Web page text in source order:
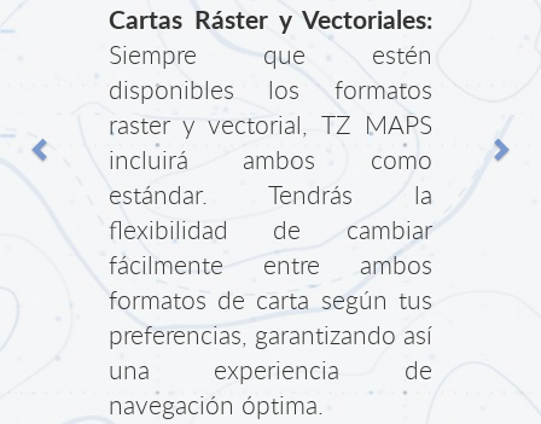
Cartas Ráster y Vectoriales:
Siempre que estén
disponibles los formatos
raster y vectorial, TZ MAPS
incluirá ambos como
estándar. Tendrás la
flexibilidad de cambiar
fácilmente entre ambos
formatos de carta según tus
preferencias, garantizando así
una experiencia de
navegación óptima.